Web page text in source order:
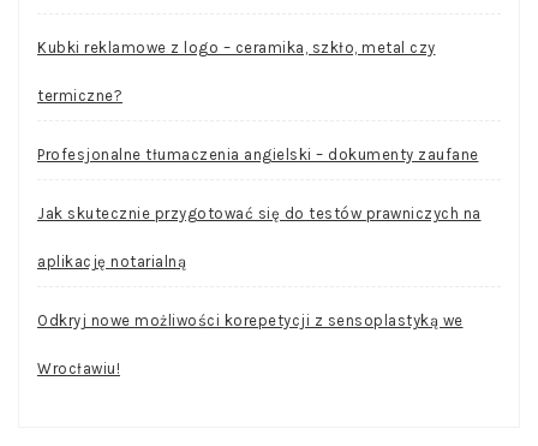
Kubki reklamowe z logo – ceramika, szkło, metal czy
termiczne?
Profesjonalne tłumaczenia angielski – dokumenty zaufane
Jak skutecznie przygotować się do testów prawniczych na
aplikację notarialną
Odkryj nowe możliwości korepetycji z sensoplastyką we
Wrocławiu!